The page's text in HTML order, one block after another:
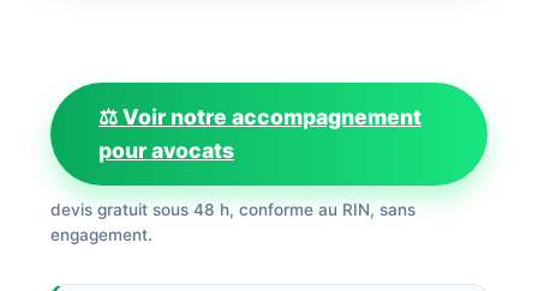
⚖️ Voir notre accompagnement
pour avocats
devis gratuit sous 48 h, conforme au RIN, sans
engagement.